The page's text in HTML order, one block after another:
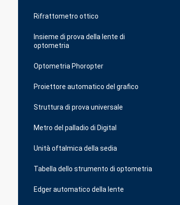
Rifrattometro ottico
Insieme di prova della lente di
optometria
Optometria Phoropter
Proiettore automatico del grafico
Struttura di prova universale
Metro del palladio di Digital
Unità oftalmica della sedia
Tabella dello strumento di optometria
Edger automatico della lente